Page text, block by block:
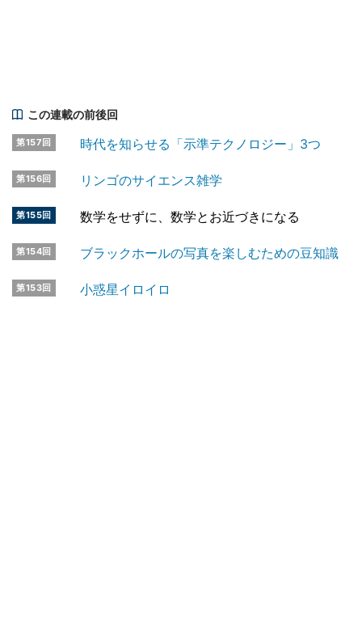
この連載の前後回
第157回 時代を知らせる「示準テクノロジー」3つ
第156回 リンゴのサイエンス雑学
第155回 数学をせずに、数学とお近づきになる
第154回 ブラックホールの写真を楽しむための豆知識
第153回 小惑星イロイロ